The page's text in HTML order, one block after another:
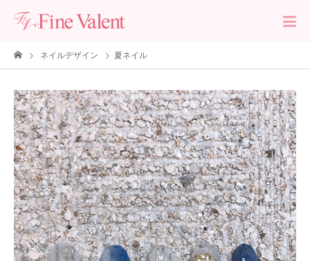
ネイルデザイン 夏ネイル